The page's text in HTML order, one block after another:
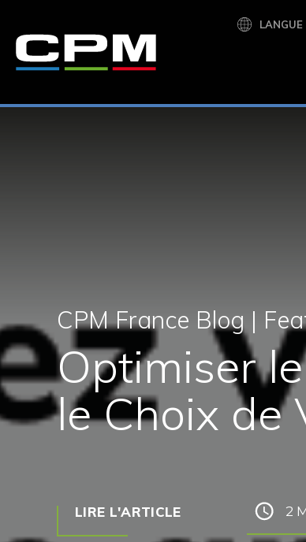
LANGUE
CPM France Blog |
Optimiser
le Choix de
LIRE L'ARTICLE 2